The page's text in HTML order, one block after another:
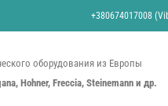
+380674017008
оборудования из Европы
Hohner, Freccia, Steinemann и др.